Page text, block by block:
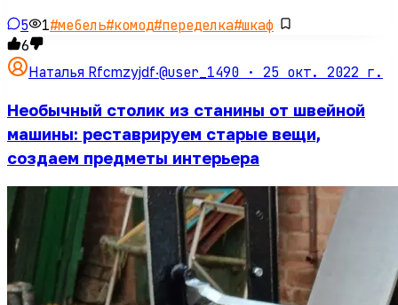
5 1#мебель#комод#переделка#шкаф
6
Наталья Rfcmzyjdf·@user_1490 · 25 окт. 2022 г.
Необычный столик из станины от швейной
машины: реставрируем старые вещи,
создаем предметы интерьера